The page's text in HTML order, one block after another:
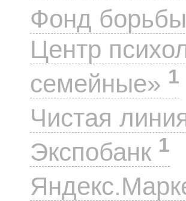
Фонд
Центр
семейные» 1
Чистая
Экспобанк 1